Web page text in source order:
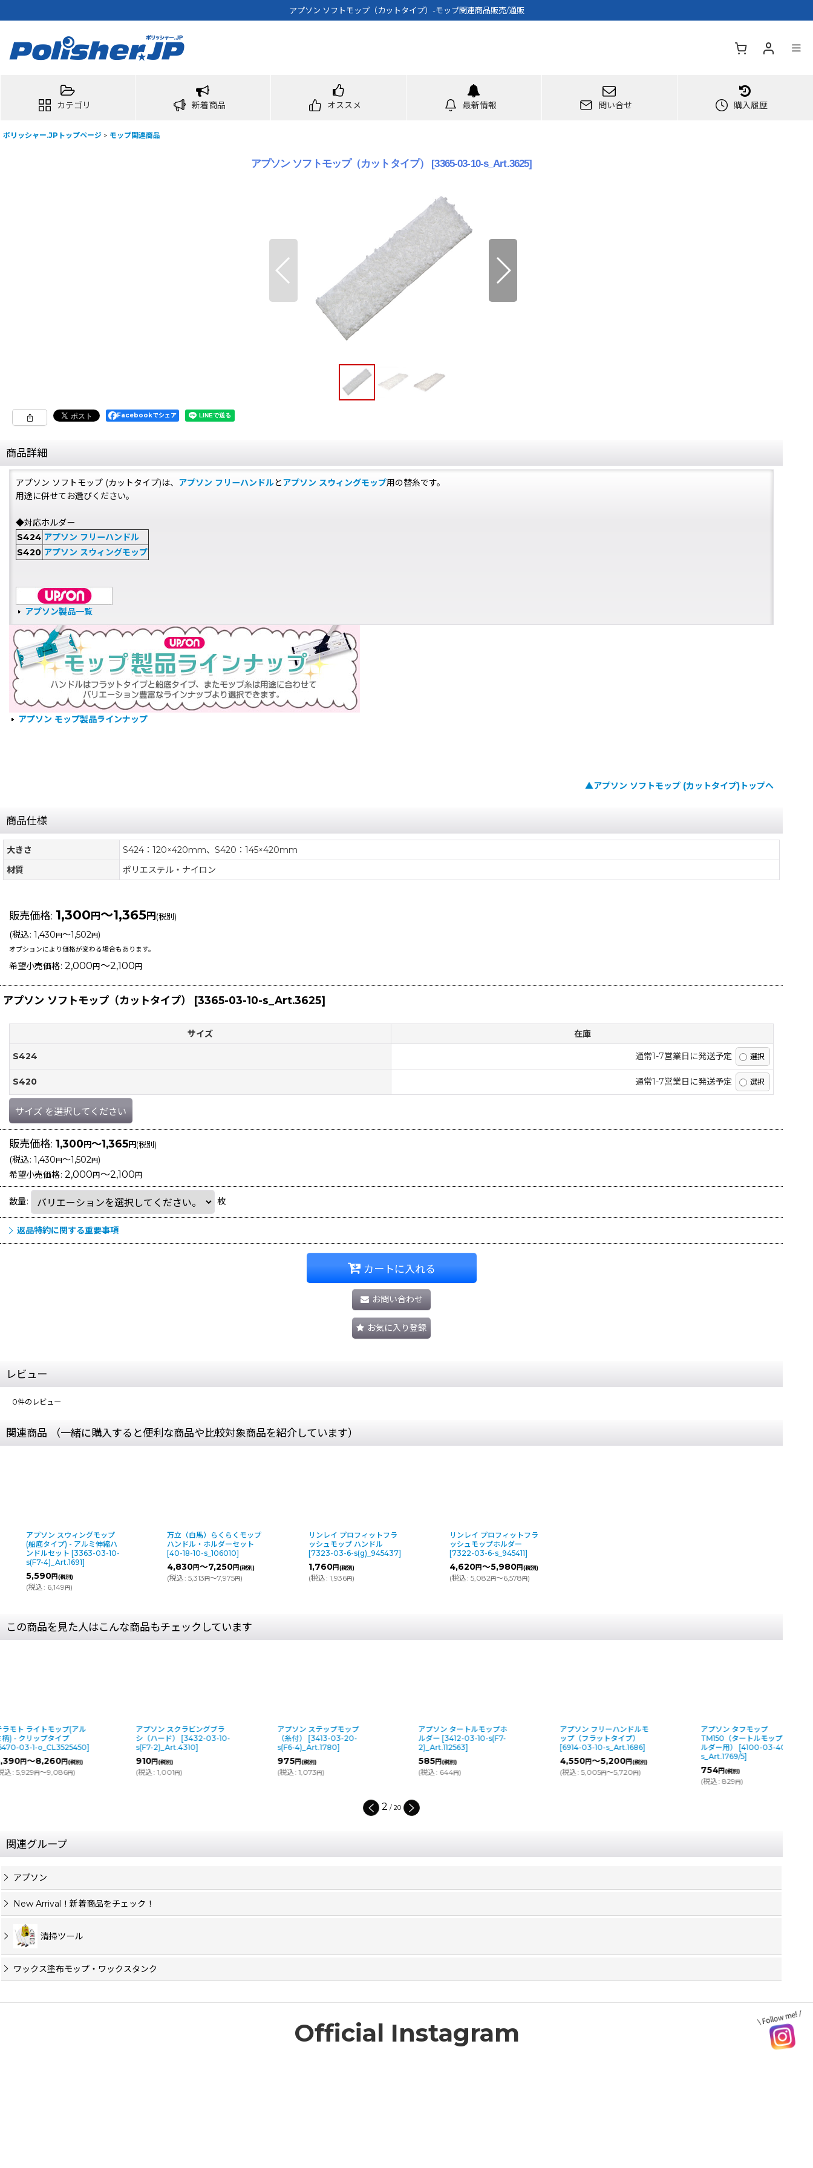
アプソン ソフトモップ（カットタイプ）-モップ関連商品販売/通販
カテゴリ 新着商品 オススメ 最新情報 問い合せ 購入履歴
ポリッシャー.JPトップページ > モップ関連商品
アプソン ソフトモップ（カットタイプ） [3365-03-10-s_Art.3625]
Facebookでシェア
商品詳細
アプソン ソフトモップ (カットタイプ)は、 アプソン フリーハンドルとアプソン スウィングモップ用の替糸です。
用途に併せてお選びください。
◆対応ホルダー
S424 アプソン フリーハンドル
S420 アプソン スウィングモップ
アプソン製品一覧
アプソン モップ製品ラインナップ
▲アプソン ソフトモップ (カットタイプ)トップへ
商品仕様
大きさ
S424：120×420mm、S420：145×420mm
材質
ポリエステル・ナイロン
販売価格: 1,300 円 ～1,365円 (税別)
(税込: 1,430円～1,502円)
オプションにより価格が変わる場合もあります。
希望小売価格: 2,000 円 ～2,100 円
アプソン ソフトモップ（カットタイプ） [3365-03-10-s_Art.3625]
サイズ 在庫
S424 通常1-7営業日に発送予定
S420 通常1-7営業日に発送予定
サイズ を選択してください
販売価格: 1,300円～1,365円(税別)
(税込: 1,430円～1,502円)
希望小売価格: 2,000 円 ～2,100 円
数量: 枚
返品特約に関する重要事項
カートに入れる
お問い合わせ
お気に入り登録
レビュー
0件のレビュー
関連商品 （一緒に購入すると便利な商品や比較対象商品を紹介しています）
アプソン スウィングモップ
(船底タイプ) - アルミ伸縮ハ
ンドルセット [3363-03-10-
s(F7-4)_Art.1691]
5,590円(税別)
(税込: 6,149円)
万立（白馬）らくらくモップ
ハンドル・ホルダーセット
[40-18-10-s_106010]
4,830円～7,250円(税別)
(税込: 5,313円～7,975円)
リンレイ プロフィットフラ
ッシュモップ ハンドル
[7323-03-6-s(g)_945437]
1,760円(税別)
(税込: 1,936円)
リンレイ プロフィットフラ
ッシュモップホルダー
[7322-03-6-s_945411]
4,620円～5,980円(税別)
(税込: 5,082円～6,578円)
この商品を見た人はこんな商品もチェックしています
アプソン スクラビングブラ
シ（ハード）
s(F7-2)_Art.4310]
910円(税別)
(税込: 1,001円)
アプソン ステップモップ
（糸付） [3413-03-20-
s(F6-4)_Art.1780
975
(税込
アプソン タートルモップホ
ルダー [3412-03-10-s(F7-
2)_Art.112563
585
(税込
アプソン フリーハンドルモ
ップ（フラットタイプ）
[6914-03-10-s_Art.1686
4,550
(税込
アプソン タフモップ
TM150（タートルモップホ
ルダー用） [4100-03-40-
s_Art.1769/5
754円(税別)
アプソン タフモップ
TM260（パッドホルダ
用） [3371-03-05-s(F6-
2)_Art.3338/5
1,105
(税込
2 / 20
関連グループ
アプソン
New Arrival！新着商品をチェック！
清掃ツール
ワックス塗布モップ・ワックスタンク
Official Instagram